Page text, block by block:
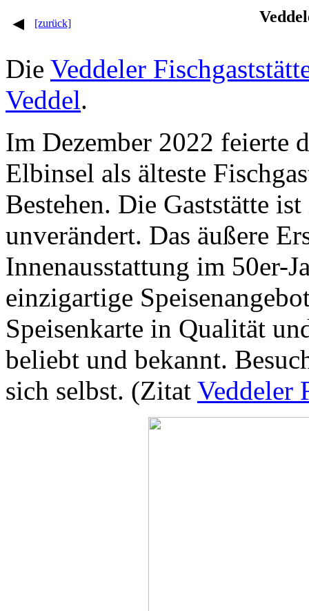
[zurück]
Die Veddeler
Veddel.
Im Dezember 2022 feierte
Elbinsel als älteste
Bestehen. Die Gaststätte
unverändert. Das äußere
Innenausstattung im 50er-
einzigartige
Speisenkarte in Qualität
beliebt und bekannt.
sich selbst. (Zitat Veddeler